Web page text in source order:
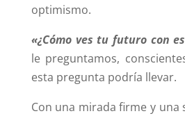
optimismo.
«¿Cómo ves tu futuro con
le preguntamos,
esta pregunta podría llevar.
Con una mirada firme y una